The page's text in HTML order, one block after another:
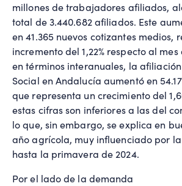
millones de trabajadores afiliados,
total de 3.440.682 afiliados. Este
en 41.365 nuevos cotizantes medios,
incremento del 1,22% respecto al
en términos interanuales, la
Social en Andalucía aumentó en
que representa un crecimiento del
estas cifras son inferiores a las del
lo que, sin embargo, se explica en
año agrícola, muy influenciado por
hasta la primavera de 2024.
Por el lado de la demanda